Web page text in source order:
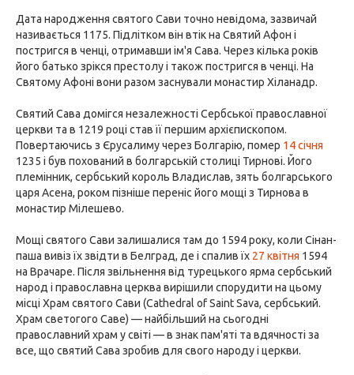
Дата народження святого Сави точно невідома, зазвичай
називається 1175. Підлітком він втік на Святий Афон і
постригся в ченці, отримавши ім'я Сава. Через кілька років
його батько зрікся престолу і також постригся в ченці. На
Святому Афоні вони разом заснували монастир Хіланадр.
Святий Сава домігся незалежності Сербської православної
церкви та в 1219 році став її першим архієпископом.
Повертаючись з Єрусалиму через Болгарію, помер 14 січня
1235 і був похований в болгарській столиці Тирнові. Його
племінник, сербський король Владислав, зять болгарського
царя Асена, роком пізніше переніс його мощі з Тирнова в
монастир Мілешево.
Мощі святого Сави залишалися там до 1594 року, коли Сінан-
паша вивіз їх звідти в Белград, де і спалив їх 27 квітня 1594
на Врачаре. Після звільнення від турецького ярма сербський
народ і православна церква вирішили спорудити на цьому
місці Храм святого Сави (Cathedral of Saint Sava, сербський.
Храм светогого Саве) — найбільший на сьогодні
православний храм у світі — в знак пам'яті та вдячності за
все, що святий Сава зробив для свого народу і церкви.